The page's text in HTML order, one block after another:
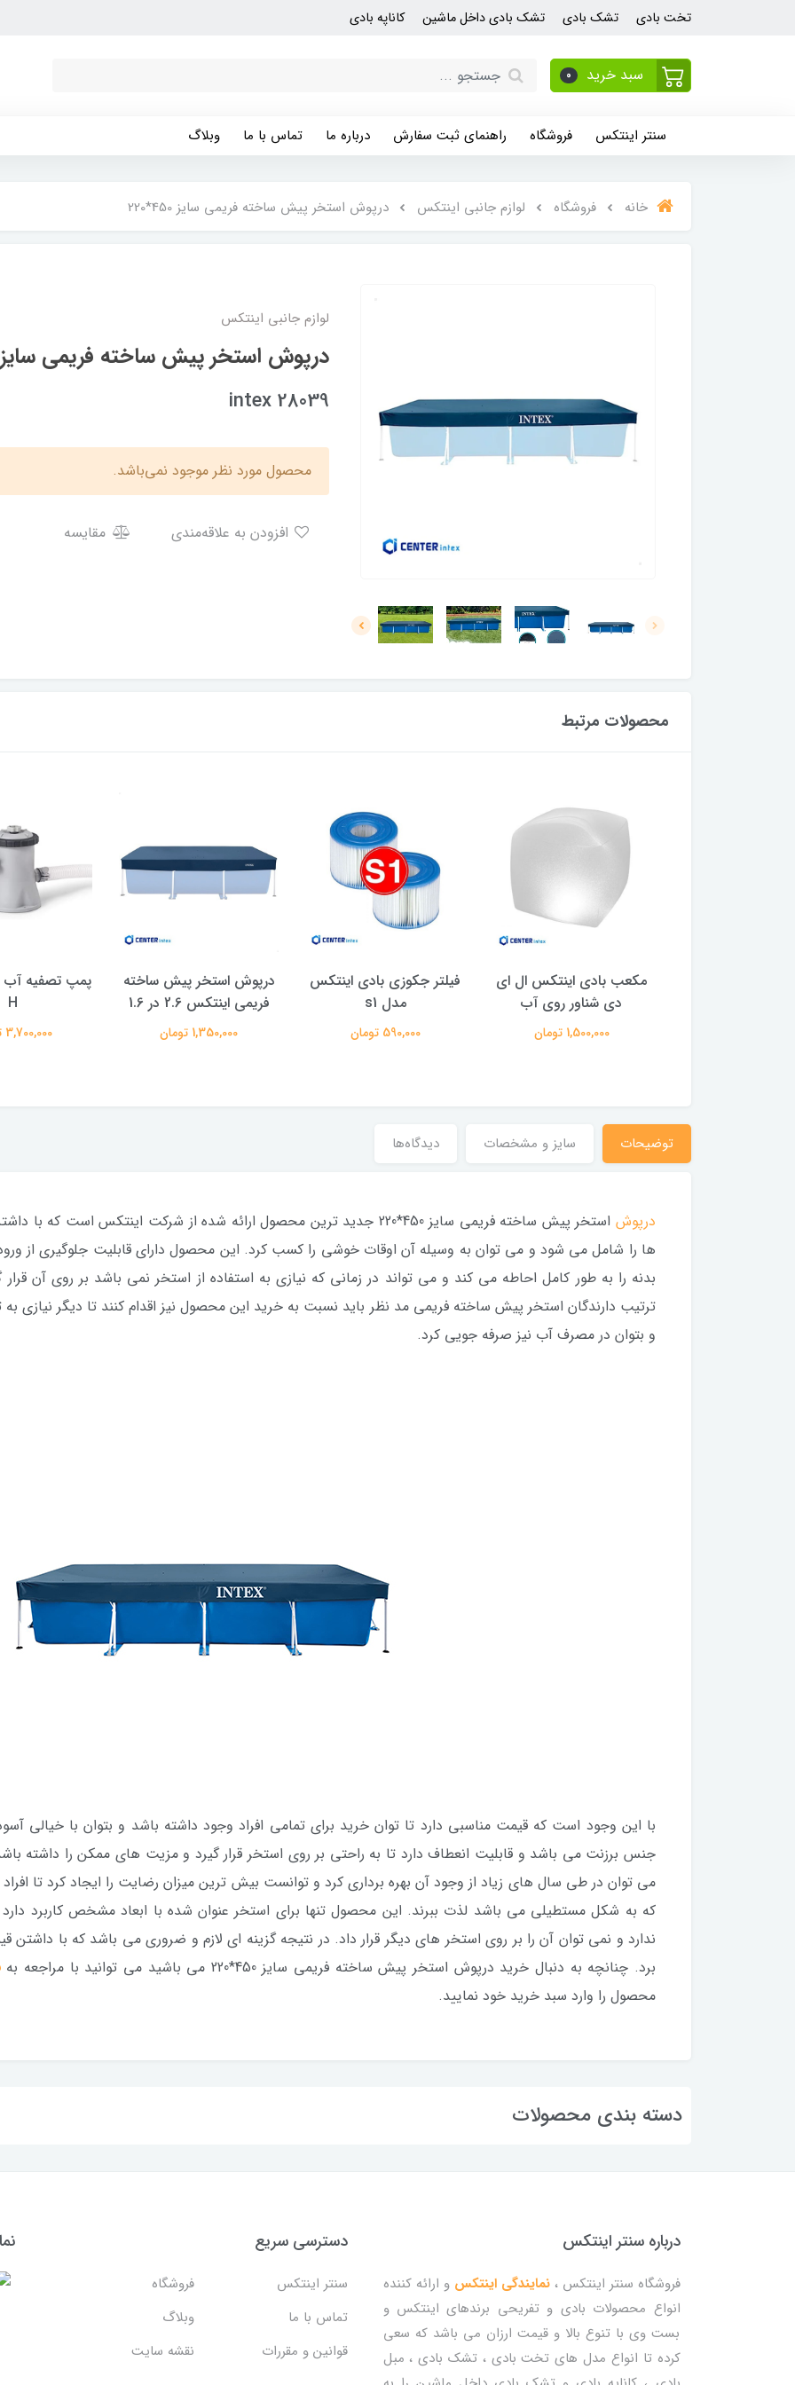
تخت بادی تشک بادی تشک بادی داخل ماشین کاناپه بادی
سبد خرید 0
سنتر اینتکس فروشگاه راهنمای ثبت سفارش درباره ما تماس با ما وبلاگ
خانه فروشگاه لوازم جانبی اینتکس درپوش استخر پیش ساخته فریمی سایز 450*220
لوازم جانبی اینتکس
درپوش استخر پیش ساخته فریمی سایز 450*220
intex 28039
محصول مورد نظر موجود نمی‌باشد.
مقایسه
محصولات مرتبط
مکعب بادی اینتکس ال ای
دی شناور روی آب
1,500,000 تومان
فیلتر جکوزی بادی اینتکس
مدل s1
590,000 تومان
درپوش استخر پیش ساخته
فریمی اینتکس 2.6 در 1.6
1,350,000 تومان
پمپ تصفیه آب
H
3,700,000 تومان
توضیحات سایز و مشخصات دیدگاه‌ها
درپوش
استخر پیش ساخته فریمی سایز 450*220 جدید ترین محصول ارائه شده از شرکت
ها را شامل می شود و می توان به وسیله آن اوقات خوشی را کسب کرد. این محصول دارای قابلیت جلوگیری از
بدنه را به طور کامل احاطه می کند و می تواند در زمانی که نیازی به استفاده از استخر نمی باشد بر روی آن
ترتیب دارندگان استخر پیش ساخته فریمی مد نظر باید نسبت به خرید این محصول نیز اقدام کنند تا دیگر
و بتوان در مصرف آب نیز صرفه جویی کرد.
با این وجود است که قیمت مناسبی دارد تا توان خرید برای تمامی افراد وجود داشته باشد و بتوان با خیالی
جنس برزنت می باشد و قابلیت انعطاف دارد تا به راحتی بر روی استخر قرار گیرد و مزیت های ممکن را داشته
می توان در طی سال های زیاد از وجود آن بهره برداری کرد و توانست بیش ترین میزان رضایت را ایجاد کرد تا
که به شکل مستطیلی می باشد لذت ببرند. این محصول تنها برای استخر عنوان شده با ابعاد مشخص کاربرد
ندارد و نمی توان آن را بر روی استخر های دیگر قرار داد. در نتیجه گزینه ای لازم و ضروری می باشد که با
برد. چنانچه به دنبال خرید درپوش استخر پیش ساخته فریمی سایز 450*220 می باشید می توانید با مراجعه به
محصول را وارد سبد خرید خود نمایید.
دسته بندی محصولات
درباره سنتر اینتکس
فروشگاه سنتر اینتکس ،نمایندگی اینتکس و ارائه کننده
انواع محصولات بادی و تفریحی برندهای اینتکس و
بست وی با تنوع بالا و قیمت ارزان می باشد که سعی
کرده تا انواع مدل های تخت بادی ، تشک بادی ، مبل
دسترسی سریع
سنتر اینتکس
فروشگاه
تماس با ما
وبلاگ
قوانین و مقررات
نقشه سایت